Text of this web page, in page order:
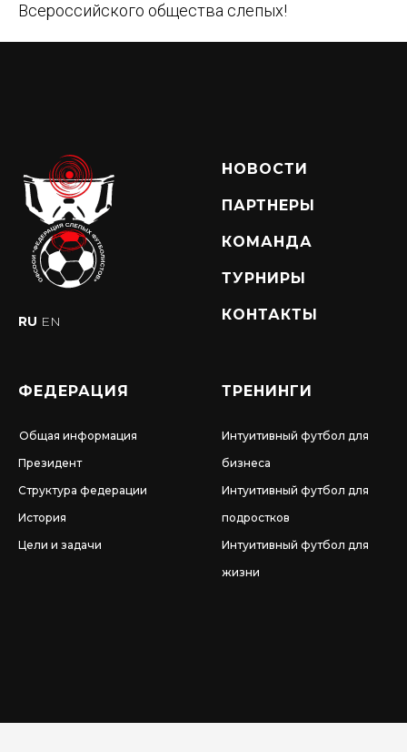
Всероссийского общества слепых!
RU EN
НОВОСТИ
ПАРТНЕРЫ
КОМАНДА
ТУРНИРЫ
КОНТАКТЫ
ФЕДЕРАЦИЯ
Общая информация
Президент
Структура федерации
История
Цели и задачи
ТРЕНИНГИ
Интуитивный футбол для
бизнеса
Интуитивный футбол для
подростков
Интуитивный футбол для
жизни